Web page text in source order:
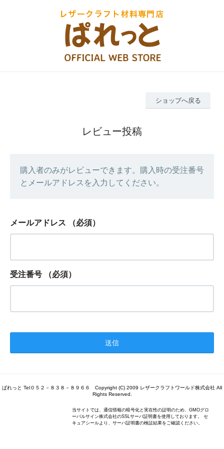
ショップへ戻る
レビュー投稿
購入者のみがレビューできます。購入時の受注番号
とメールアドレスを入力してください。
メールアドレス （必須）
受注番号 （必須）
ぱれっと Tel０５２－８３８－８９６６ Copyright (C) 2009 レザークラフトワールド株式会社 All
Rights Reserved.
当サイトでは、通信情報の暗号化と実在性の証明のため、GMOグロ
ーバルサイン株式会社のSSLサーバ証明書を使用しております。 セ
キュアシールより、サーバ証明書の検証結果をご確認ください。